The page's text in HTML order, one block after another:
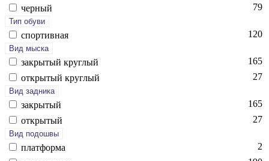
чер­ный
79
Тип обуви
спор­тивная 120
Вид мыска
зак­ры­тый круг­лый
165
отк­ры­тый круг­лый
27
Вид задника
зак­ры­тый
165
отк­ры­тый
27
Вид подошвы
плат­форма
2